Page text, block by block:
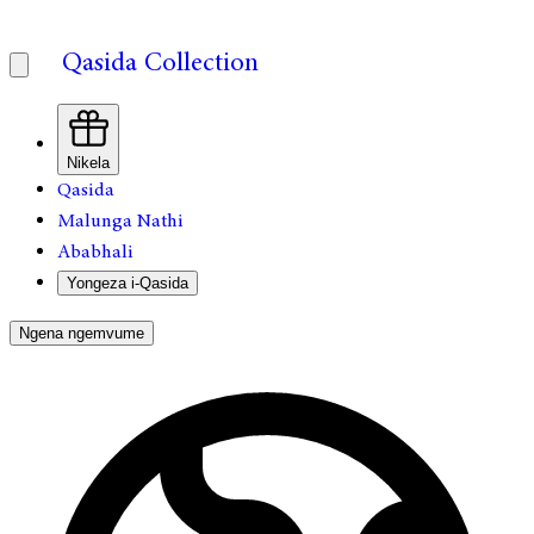
Qasida Collection
Nikela
Qasida
Malunga Nathi
Ababhali
Yongeza i-Qasida
Ngena ngemvume